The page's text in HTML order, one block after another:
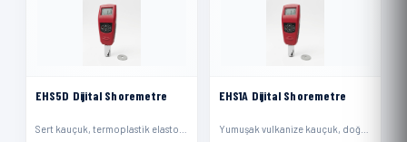
EHS5D Dijital Shoremetre EHS1A Dijital Shoremetre